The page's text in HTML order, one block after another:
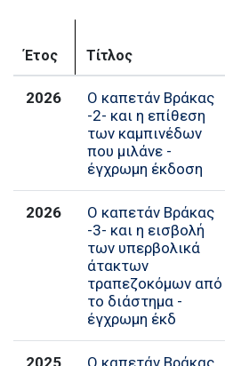
Έτος Τίτλος
2026
Ο καπετάν Βράκας
-2- και η επίθεση
των καμπινέδων
που μιλάνε -
έγχρωμη έκδοση
2026
Ο καπετάν Βράκας
-3- και η εισβολή
των υπερβολικά
άτακτων
τραπεζοκόμων από
το διάστημα -
έγχρωμη έκδ